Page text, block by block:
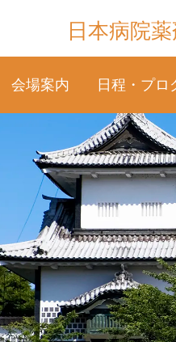
日本病院
会場案内 日程・プロ